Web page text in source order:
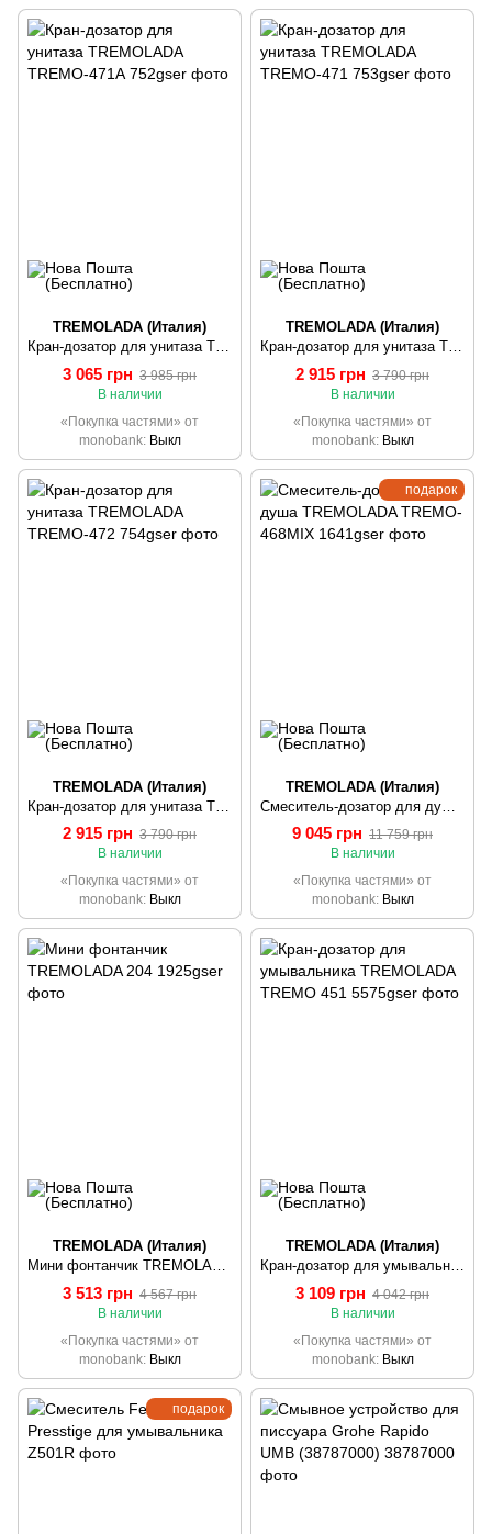
TREMOLADA (Италия)
Кран-дозатор для унитаза TREMOLADA ТREMO-471А
3 065 грн 3 985 грн
В наличии
«Покупка частями» от
monobank Выкл
TREMOLADA (Италия)
Кран-дозатор для унитаза TREMOLADA ТREMO-471
2 915 грн 3 790 грн
В наличии
«Покупка частями» от
monobank Выкл
TREMOLADA (Италия)
2 915 грн 3 790 грн
В наличии
«Покупка частями» от
monobank
Выкл
подарок
TREMOLADA (Италия)
9 045 грн 11 759 грн
В наличии
«Покупка частями» от
monobank
Выкл
TREMOLADA (Италия)
Мини фонтанчик TREMOLADA 204
3 513 грн 4 567 грн
В наличии
«Покупка частями» от
monobank Выкл
TREMOLADA (Италия)
Кран-дозатор для умывальника TREMOLADA ТREMO 451
3 109 грн 4 042 грн
В наличии
«Покупка частями» от
monobank Выкл
подарок